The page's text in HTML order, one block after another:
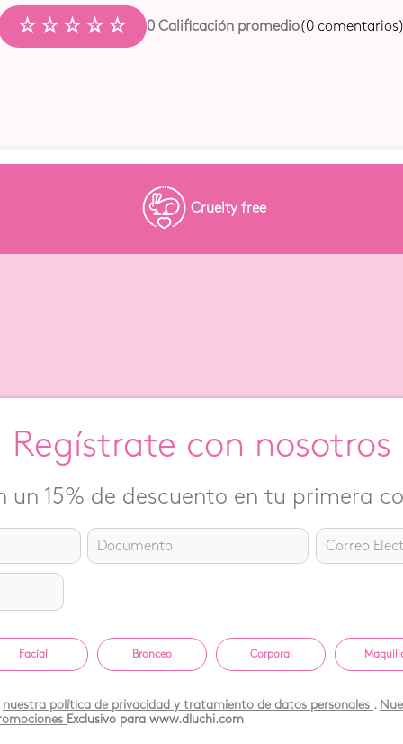
☆☆☆☆☆ 0 Calificación promedio(0
Cruelty free
Regístrate con nosotros
un 15% de descuento en tu primera
Facial Bronceo Corporal
nuestra política de privacidad y tratamiento de datos personales .
Exclusivo para www.dluchi.com